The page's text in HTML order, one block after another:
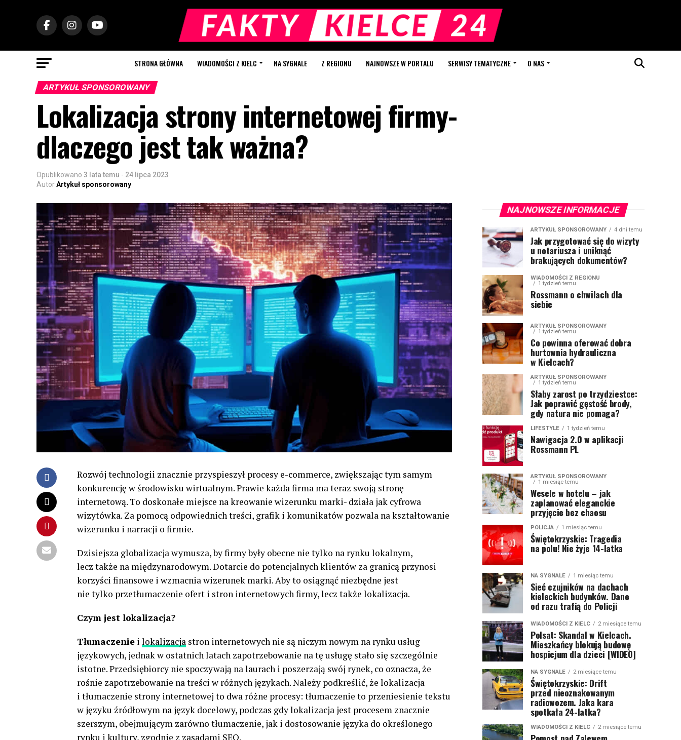
STRONA GŁÓWNA WIADOMOŚCI Z KIELC NA SYGNALE Z REGIONU NAJNOWSZE W PORTALU SERWISY TEMATYCZNE O NAS
ARTYKUŁ SPONSOROWANY
Lokalizacja strony internetowej firmy-
dlaczego jest tak ważna?
Opublikowano 3 lata temu - 24 lipca 2023
AutorArtykuł sponsorowany
Rozwój technologii znacznie przyspieszył procesy e-commerce, zwiększając tym samym
konkurencję w środowisku wirtualnym. Prawie każda firma ma teraz swoją stronę
internetową. To doskonałe miejsce na kreowanie wizerunku marki- działa jak cyfrowa
wizytówka. Za pomocą odpowiednich treści, grafik i komunikatów pozwala na kształtowanie
wizerunku i narracji o firmie.
Dzisiejsza globalizacja wymusza, by firmy były obecne nie tylko na rynku lokalnym,
lecz także na międzynarodowym. Dotarcie do potencjalnych klientów za granicą przynosi
korzyści finansowe i wzmacnia wizerunek marki. Aby to osiągnąć niezbędne jest
nie tylko przetłumaczenie ofert i stron internetowych firmy, lecz także lokalizacja.
Czym jest lokalizacja?
Tłumaczenie i lokalizacja stron internetowych nie są niczym nowym na rynku usług
językowych, jednak w ostatnich latach zapotrzebowanie na tę usługę stało się szczególnie
istotne. Przedsiębiorcy nie spoczywają na laurach i poszerzają swój rynek, co oznacza, że ​​
rośnie zapotrzebowanie na treści w różnych językach. Należy podkreślić, że lokalizacja
i tłumaczenie strony internetowej to dwa różne procesy: tłumaczenie to przeniesienie tekstu
w języku źródłowym na język docelowy, podczas gdy lokalizacja jest procesem znacznie
szerszym, obejmującym zarówno tłumaczenie, jak i dostosowanie języka do określonego
rynku i kultury, zgodnie z zasadami SEO.
NAJNOWSZE INFORMACJE
ARTYKUŁ SPONSOROWANY 4 dni temu
Jak przygotować się do wizyty
u notariusza i uniknąć
brakujących dokumentów?
WIADOMOŚCI Z REGIONU
1 tydzień temu
Rossmann o chwilach dla
siebie
ARTYKUŁ SPONSOROWANY
1 tydzień temu
Co powinna oferować dobra
hurtownia hydrauliczna
w Kielcach?
ARTYKUŁ SPONSOROWANY
1 tydzień temu
Słaby zarost po trzydziestce:
Jak poprawić gęstość brody,
gdy natura nie pomaga?
LIFESTYLE 1 tydzień temu
Nawigacja 2.0 w aplikacji
Rossmann PL
ARTYKUŁ SPONSOROWANY
1 miesiąc temu
Wesele w hotelu – jak
zaplanować eleganckie
przyjęcie bez chaosu
POLICJA 1 miesiąc temu
Świętokrzyskie: Tragedia
na polu! Nie żyje 14-latka
NA SYGNALE 1 miesiąc temu
Sieć czujników na dachach
kieleckich budynków. Dane
od razu trafią do Policji
WIADOMOŚCI Z KIELC 2 miesiące temu
Polsat: Skandal w Kielcach.
Mieszkańcy blokują budowę
hospicjum dla dzieci [WIDEO]
NA SYGNALE 2 miesiące temu
Świętokrzyskie: Drift
przed nieoznakowanym
radiowozem. Jaka kara
spotkała 24-latka?
WIADOMOŚCI Z KIELC 2 miesiące temu